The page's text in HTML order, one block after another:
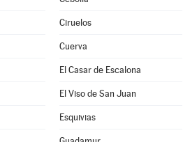
Ciruelos
Cuerva
El Casar de Escalona
El Viso de San Juan
Esquivias